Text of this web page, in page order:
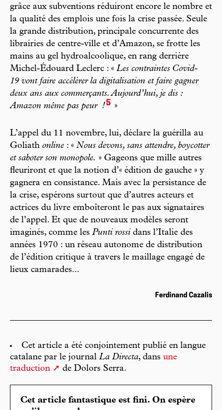
grâce aux subventions réduiront encore le nombre et
la qualité des emplois une fois la crise passée. Seule
la grande distribution, principale concurrente des
librairies de centre-ville et d’Amazon, se frotte les
mains au gel hydroalcoolique, en rang derrière
Michel-Édouard Leclerc : « Les contraintes Covid-
19 vont faire accélérer la digitalisation et faire gagner
deux ans aux commerçants. Aujourd’hui, je dis :
Amazon même pas peur !5 »
L’appel du 11 novembre, lui, déclare la guérilla au
Goliath online : « Nous devons, sans attendre, boycotter
et saboter son monopole. » Gageons que mille autres
fleuriront et que la notion d’« édition de gauche » y
gagnera en consistance. Mais avec la persistance de
la crise, espérons surtout que d’autres acteurs et
actrices du livre emboîteront le pas aux signataires
de l’appel. Et que de nouveaux modèles seront
imaginés, comme les Punti rossi dans l’Italie des
années 1970 : un réseau autonome de distribution
de l’édition critique à travers le maillage engagé de
lieux camarades...
Ferdinand Cazalis
Cet article a été conjointement publié en langue
catalane par le journal La Directa, dans une
traduction
de Dolors Serra.
Cet article fantastique est fini. On espère